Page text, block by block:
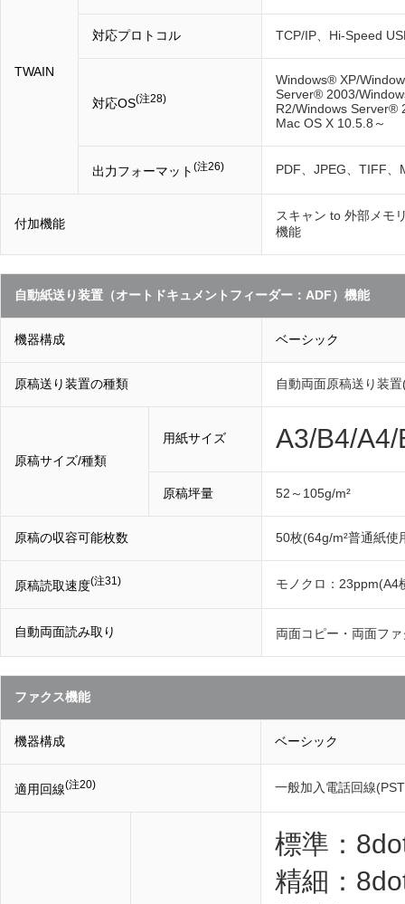
TWAIN
対応プロトコル TCP/IP、Hi-Speed
対応OS(注28)
Windows® XP/
Server® 2003/
R2/Windows Server®
Mac OS X 10.5.8～
出力フォーマット (注26) PDF、JPEG、TIFF
付加機能
スキャン to 外部メモ
機能
自動紙送り装置（オートドキュメントフィーダー：ADF）機能
機器構成 ベーシック
原稿送り装置の種類 自動両面原稿送り装
原稿サイズ/種類
用紙サイズ A3/B4/
原稿坪量 52～105g/m²
原稿の収容可能枚数 50枚(64g/m²普通紙使
原稿読取速度(注31) モノクロ：23ppm(A4
自動両面読み取り 両面コピー・両面フ
ファクス機能
機器構成 ベーシック
適用回線(注20) 一般加入電話回線
標準：
精細：